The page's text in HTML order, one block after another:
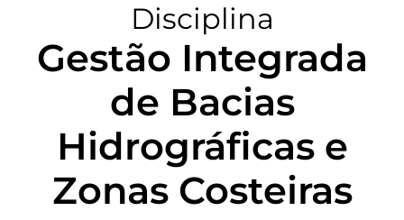
Disciplina
Gestão Integrada
de Bacias
Hidrográficas e
Zonas Costeiras